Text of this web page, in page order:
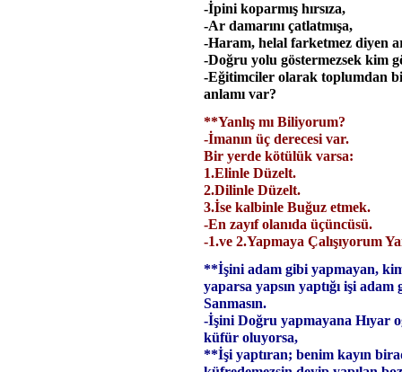
-İpini koparmış hırsıza,
-Ar damarını çatlatmışa,
-Haram, helal farketmez diyen
-Doğru yolu göstermezsek kim
-Eğitimciler olarak toplumdan
anlamı var?
**Yanlış mı Biliyorum?
-İmanın üç derecesi var.
Bir yerde kötülük varsa:
1.Elinle Düzelt.
2.Dilinle Düzelt.
3.İse kalbinle Buğuz etmek.
-En zayıf olanıda üçüncüsü.
-1.ve 2.Yapmaya Çalışıyorum
**İşini adam gibi yapmayan,
yaparsa yapsın yaptığı işi
Sanmasın.
-İşini Doğru yapmayana Hıyar
küfür oluyorsa,
**İşi yaptıran; benim kayın